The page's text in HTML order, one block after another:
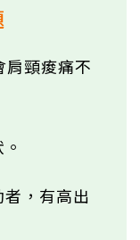
肩頸痠痛不
，有高出